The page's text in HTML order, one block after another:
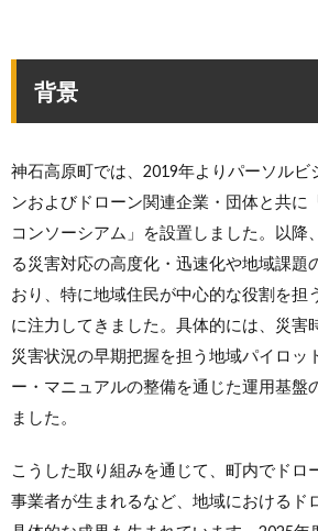
背景
神石高原町では、2019年よりパーソルビ
ンおよびドローン関連企業・団体と共に
コンソーシアム」を設置しました。以降
る災害対応の高度化・迅速化や地域課題
おり、特に地域住民が中心的な役割を担
に注力してきました。具体的には、災害
災害状況の早期把握を担う地域パイロッ
ー・マニュアルの整備を通じた運用基盤
ました。
こうした取り組みを通じて、町内でドロ
事業者が生まれるなど、地域におけるド